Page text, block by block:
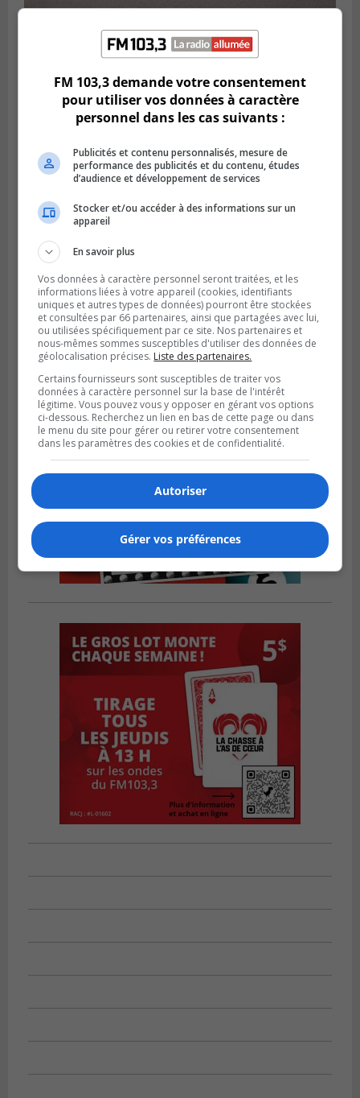
VIEUX-LONGUEUIL
Publié le 31 juillet 2026 à 14h20
Le RTL dévoile sa nouvelle flotte de
transport adapté
BROSSARD
Publié le 31 juillet 2026 à 12h00
Le transport à la demande du RTL prend
de l’expansion à Brossard
FM 103,3 demande votre consentement
pour utiliser vos données à caractère
personnel dans les cas suivants :
Publicités et contenu personnalisés, mesure de
performance des publicités et du contenu, études
d’audience et développement de services
Stocker et/ou accéder à des informations sur un
appareil
En savoir plus
Vos données à caractère personnel seront traitées, et les
informations liées à votre appareil (cookies, identifiants
uniques et autres types de données) pourront être stockées
et consultées par 66 partenaires, ainsi que partagées avec lui,
ou utilisées spécifiquement par ce site. Nos partenaires et
nous-mêmes sommes susceptibles d'utiliser des données de
géolocalisation précises. Liste des partenaires.
Certains fournisseurs sont susceptibles de traiter vos
données à caractère personnel sur la base de l'intérêt
légitime. Vous pouvez vous y opposer en gérant vos options
ci-dessous. Recherchez un lien en bas de cette page ou dans
le menu du site pour gérer ou retirer votre consentement
dans les paramètres des cookies et de confidentialité.
Autoriser
Gérer vos préférences